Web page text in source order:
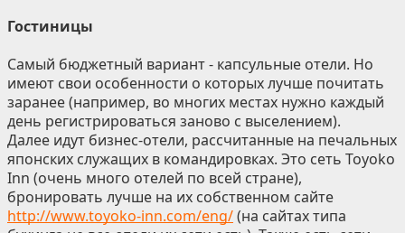
Гостиницы
Самый бюджетный вариант - капсульные отели. Но
имеют свои особенности о которых лучше почитать
заранее (например, во многих местах нужно каждый
день регистрироваться заново с выселением).
Далее идут бизнес-отели, рассчитанные на печальных
японских служащих в командировках. Это сеть Toyoko
Inn (очень много отелей по всей стране),
бронировать лучше на их собственном сайте
http://www.toyoko-inn.com/eng/(на сайтах типа